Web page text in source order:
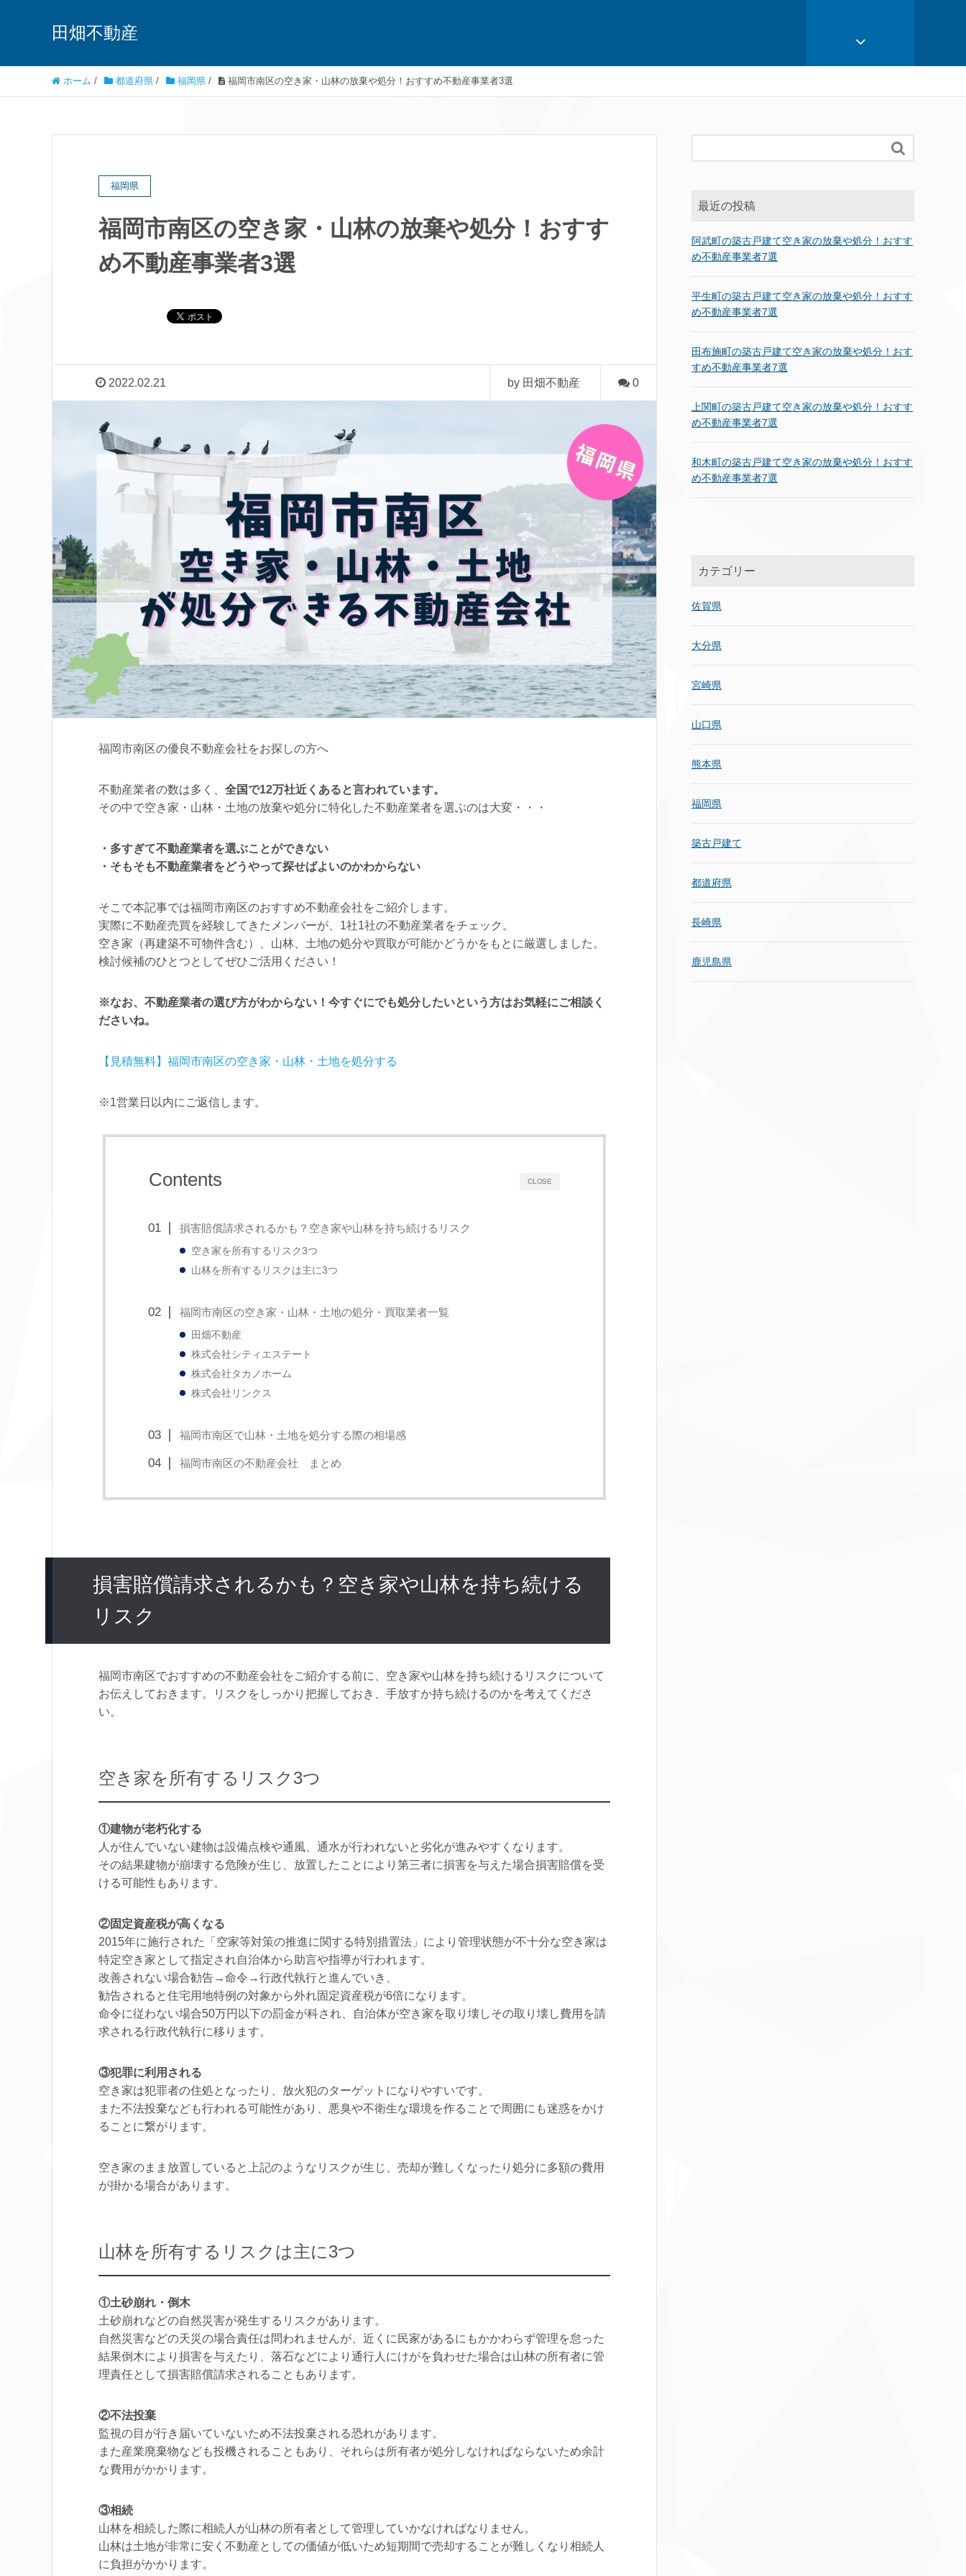
田畑不動産
ホーム / 都道府県 / 福岡県 / 福岡市南区の空き家・山林の放棄や処分！おすすめ不動産事業者3選
福岡県
福岡市南区の空き家・山林の放棄や処分！おすす
め不動産事業者3選
2022.02.21 by 田畑不動産 0
福岡市南区の優良不動産会社をお探しの方へ
不動産業者の数は多く、 全国で12万社近くあると言われています。
その中で空き家・山林・土地の放棄や処分に特化した不動産業者を選ぶのは大変・・・
・多すぎて不動産業者を選ぶことができない
・そもそも不動産業者をどうやって探せばよいのかわからない
そこで本記事では福岡市南区のおすすめ不動産会社をご紹介します。
実際に不動産売買を経験してきたメンバーが、1社1社の不動産業者をチェック。
空き家（再建築不可物件含む）、山林、土地の処分や買取が可能かどうかをもとに厳選しました。
検討候補のひとつとしてぜひご活用ください！
※なお、不動産業者の選び方がわからない！今すぐにでも処分したいという方はお気軽にご相談く
ださいね。
【見積無料】福岡市南区の空き家・山林・土地を処分する
※1営業日以内にご返信します。
CLOSE
Contents
損害賠償請求されるかも？空き家や山林を持ち続けるリスク
空き家を所有するリスク3つ
山林を所有するリスクは主に3つ
福岡市南区の空き家・山林・土地の処分・買取業者一覧
田畑不動産
株式会社シティエステート
株式会社タカノホーム
株式会社リンクス
福岡市南区で山林・土地を処分する際の相場感
福岡市南区の不動産会社 まとめ
損害賠償請求されるかも？空き家や山林を持ち続ける
リスク
福岡市南区でおすすめの不動産会社をご紹介する前に、空き家や山林を持ち続けるリスクについて
お伝えしておきます。リスクをしっかり把握しておき、手放すか持ち続けるのかを考えてくださ
い。
空き家を所有するリスク3つ
①建物が老朽化する
人が住んでいない建物は設備点検や通風、通水が行われないと劣化が進みやすくなります。
その結果建物が崩壊する危険が生じ、放置したことにより第三者に損害を与えた場合損害賠償を受
ける可能性もあります。
②固定資産税が高くなる
2015年に施行された「空家等対策の推進に関する特別措置法」により管理状態が不十分な空き家は
特定空き家として指定され自治体から助言や指導が行われます。
改善されない場合勧告→命令→行政代執行と進んでいき、
勧告されると住宅用地特例の対象から外れ固定資産税が6倍になります。
命令に従わない場合50万円以下の罰金が科され、自治体が空き家を取り壊しその取り壊し費用を請
求される行政代執行に移ります。
③犯罪に利用される
空き家は犯罪者の住処となったり、放火犯のターゲットになりやすいです。
また不法投棄なども行われる可能性があり、悪臭や不衛生な環境を作ることで周囲にも迷惑をかけ
ることに繋がります。
空き家のまま放置していると上記のようなリスクが生じ、売却が難しくなったり処分に多額の費用
が掛かる場合があります。
山林を所有するリスクは主に3つ
①土砂崩れ・倒木
土砂崩れなどの自然災害が発生するリスクがあります。
自然災害などの天災の場合責任は問われませんが、近くに民家があるにもかかわらず管理を怠った
結果倒木により損害を与えたり、落石などにより通行人にけがを負わせた場合は山林の所有者に管
理責任として損害賠償請求されることもあります。
②不法投棄
監視の目が行き届いていないため不法投棄される恐れがあります。
また産業廃棄物なども投機されることもあり、それらは所有者が処分しなければならないため余計
な費用がかかります。
③相続
山林を相続した際に相続人が山林の所有者として管理していかなければなりません。
山林は土地が非常に安く不動産としての価値が低いため短期間で売却することが難しくなり相続人
に負担がかかります。

最近の投稿
阿武町の築古戸建て空き家の放棄や処分！おすす
め不動産事業者7選
平生町の築古戸建て空き家の放棄や処分！おすす
め不動産事業者7選
田布施町の築古戸建て空き家の放棄や処分！おす
すめ不動産事業者7選
上関町の築古戸建て空き家の放棄や処分！おすす
め不動産事業者7選
和木町の築古戸建て空き家の放棄や処分！おすす
め不動産事業者7選
カテゴリー
佐賀県
大分県
宮崎県
山口県
熊本県
福岡県
築古戸建て
都道府県
長崎県
鹿児島県